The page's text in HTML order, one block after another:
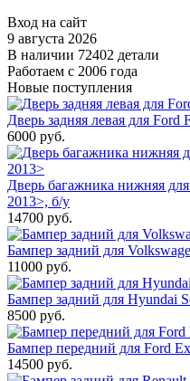
Вход на сайт
9 августа 2026
В наличии 72402 детали
Работаем с 2006 года
Новые поступления
Дверь задняя левая для Ford
6000 руб.
Дверь багажника нижняя
2013>, б/у
14700 руб.
Бампер задний для
11000 руб.
Бампер задний для Hyundai
8500 руб.
Бампер передний для Ford
14500 руб.